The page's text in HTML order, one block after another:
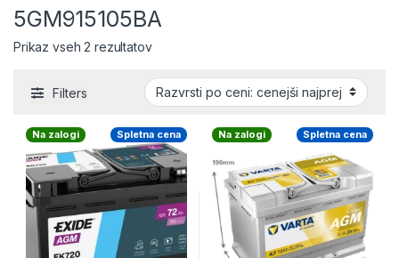
5GM915105BA
Prikaz vseh 2 rezultatovRazvrščeno po ceni: od najnižje do
Filters
Na zalogi Spletna cena Na zalogi Spletna cena